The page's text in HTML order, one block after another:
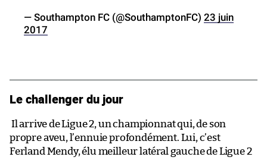
— Southampton FC (@SouthamptonFC) 23 juin
2017
Le challenger du jour
Il arrive de Ligue 2, un championnat qui, de son
propre aveu, l’ennuie profondément. Lui, c’est
Ferland Mendy, élu meilleur latéral gauche de Ligue 2